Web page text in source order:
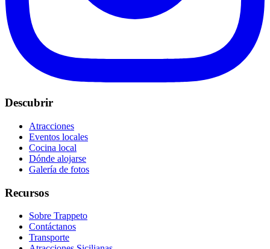
Descubrir
Atracciones
Eventos locales
Cocina local
Dónde alojarse
Galería de fotos
Recursos
Sobre Trappeto
Contáctanos
Transporte